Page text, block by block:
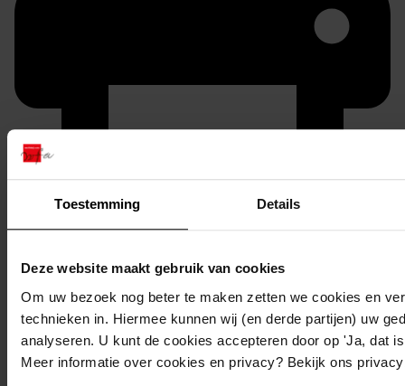
Toestemming Details
Deze website maakt gebruik van cookies
Om uw bezoek nog beter te maken zetten we cookies en
technieken in. Hiermee kunnen wij (en derde partijen) uw
analyseren. U kunt de cookies accepteren door op 'Ja, dat
Meer informatie over cookies en privacy? Bekijk ons
Printen
588Bouwen garage annex berging, 26-02-2007